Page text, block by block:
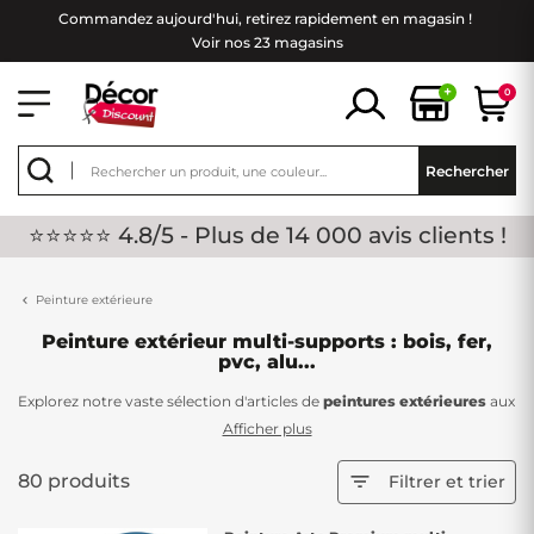
Commandez aujourd'hui, retirez rapidement en magasin !
Voir nos 23 magasins
+ 0
Rechercher
⭐⭐⭐⭐⭐ 4.8/5 - Plus de 14 000 avis clients !
Peinture extérieure
Peinture extérieur multi-supports : bois, fer,
pvc, alu...
Explorez notre vaste sélection d'articles de peintures extérieures aux
couleurs variées, conçues pour s'adapter à différents supports tels
Discount, nous vous proposons des peintures de qualité à des prix
abordables. Pourquoi opter pour une peinture spécifique à chaque
Afficher plus
80 produits  Filtrer et trier